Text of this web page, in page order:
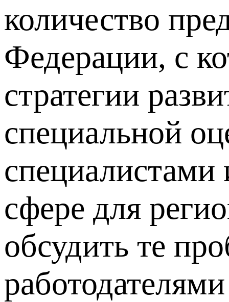
количество
Федерации, с
стратегии
специальной
сфере для
обсудить те